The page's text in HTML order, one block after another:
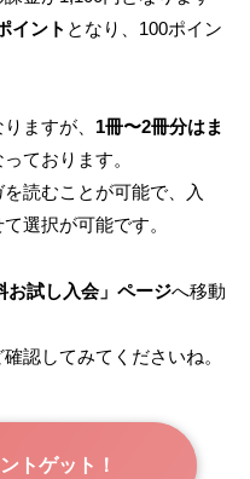
イント となり、100ポイン
ますが、 1冊〜2冊分はま
ております。
読むことが可能で、入
選択が可能です。
お試し入会」ページへ移動
認してみてくださいね。
トゲット！